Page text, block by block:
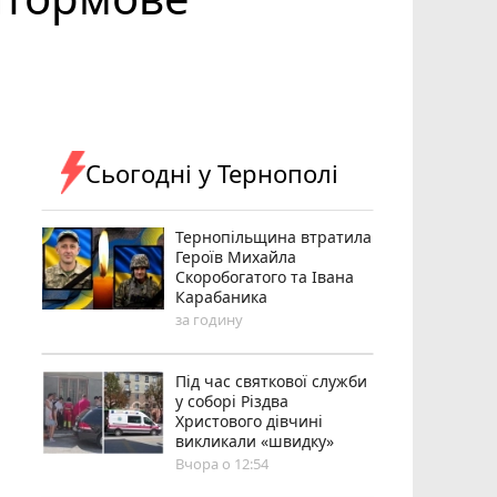
Сьогодні у Тернополі
Тернопільщина втратила
Героїв Михайла
Скоробогатого та Івана
Карабаника
за годину
Під час святкової служби
у соборі Різдва
Христового дівчині
викликали «швидку»
Вчора о 12:54